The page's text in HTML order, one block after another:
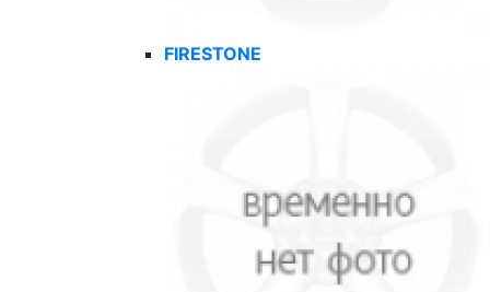
FIRESTONE